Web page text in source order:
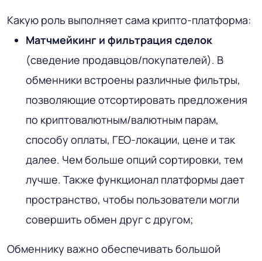
Какую роль выполняет сама крипто-платформа:
Матчмейкинг и фильтрация сделок
(сведение продавцов/покупателей). В
обменники встроены различные фильтры,
позволяющие отсортировать предложения
по криптовалютным/валютным парам,
способу оплаты, ГЕО-локации, цене и так
далее. Чем больше опций сортировки, тем
лучше. Также функционал платформы дает
пространство, чтобы пользователи могли
совершить обмен друг с другом;
Обменнику важно обеспечивать большой